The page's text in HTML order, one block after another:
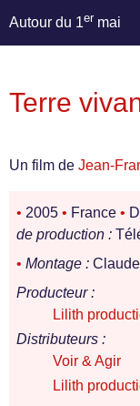
Autour du 1er mai
Terre
Un film de Jean-
• 2005 • France •
de production :
• Montage :
Producteur :
Lilith
Distributeurs :
Voir & Agir
Lilith